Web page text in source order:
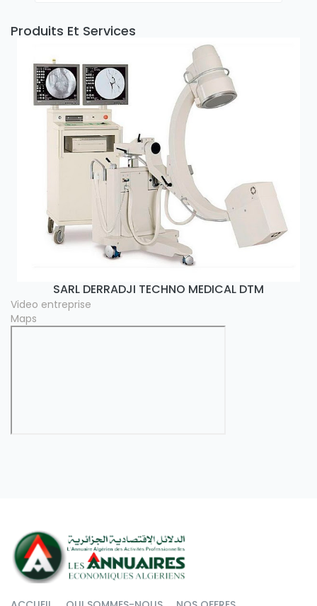
Produits Et Services
SARL DERRADJI TECHNO MEDICAL DTM
Video entreprise
Maps